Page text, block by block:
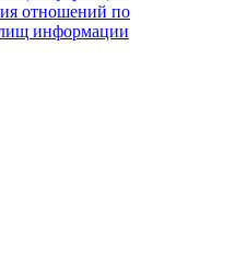
отношений по
информации